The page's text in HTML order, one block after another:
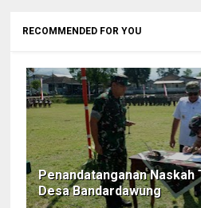
RECOMMENDED FOR YOU
Penandatanganan Naskah
Desa Bandardawung